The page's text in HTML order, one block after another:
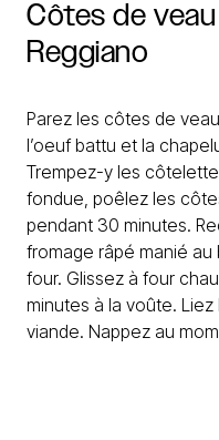
Côtes de veau
Reggiano
Parez les côtes de
l’oeuf battu et la
Trempez-y les
fondue, poêlez les
pendant 30 minutes.
fromage râpé manié au
four. Glissez à four
minutes à la voûte.
viande. Nappez au